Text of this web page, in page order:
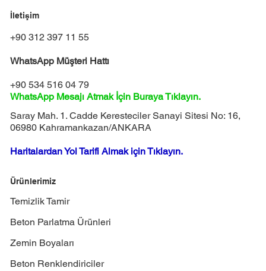
İletişim
+90 312 397 11 55
WhatsApp Müşteri Hattı
+90 534 516 04 79
WhatsApp Mesajı Atmak İçin Buraya Tıklayın.
Saray Mah. 1. Cadde Keresteciler Sanayi Sitesi No: 16,
06980 Kahramankazan/ANKARA
Haritalardan Yol Tarifi Almak için Tıklayın.
Ürünlerimiz
Temizlik Tamir
Beton Parlatma Ürünleri
Zemin Boyaları
Beton Renklendiriciler